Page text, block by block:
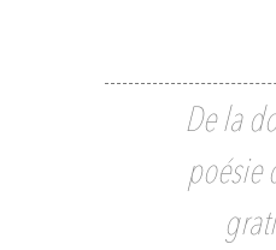
De la
poésie